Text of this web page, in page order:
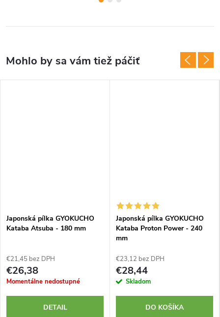
Japonská pílka GYOKUCHO
Kataba Atsuba - 180 mm
€21,45 bez DPH
€26,38
Momentálne nedostupné
DETAIL
Japonská pílka GYOKUCHO
Kataba Proton Power - 240
mm
€23,12 bez DPH
€28,44
Skladom
DO KOŠÍKA